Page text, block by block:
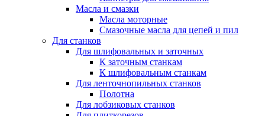
Масла и смазки
Масла моторные
Смазочные масла для цепей и пил
Для станков
Для шлифовальных и заточных
К заточным станкам
К шлифовальным станкам
Для ленточнопильных станков
Полотна
Для лобзиковых станков